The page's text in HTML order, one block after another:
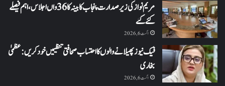
مریم نواز کی زیر صدارت پنجاب کابینہ کا 36واں اجلاس،اہم فیصلے
کئے گئے
اگست 6, 2026
فیک نیوز پھیلانے والوں کا احتساب صحافتی تنظیمیں خود کریں: عظمیٰ
بخاری
اگست 6, 2026